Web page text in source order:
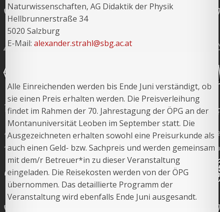
Naturwissenschaften, AG Didaktik der Physik
Hellbrunnerstraße 34
5020 Salzburg
E-Mail:alexander.strahl@sbg.ac.at
Alle Einreichenden werden bis Ende Juni verständigt, ob
sie einen Preis erhalten werden. Die Preisverleihung
findet im Rahmen der 70. Jahrestagung der ÖPG an der
Montanuniversität Leoben im September statt. Die
Ausgezeichneten erhalten sowohl eine Preisurkunde als
auch einen Geld- bzw. Sachpreis und werden gemeinsam
mit dem/r Betreuer*in zu dieser Veranstaltung
eingeladen. Die Reisekosten werden von der ÖPG
übernommen. Das detaillierte Programm der
Veranstaltung wird ebenfalls Ende Juni ausgesandt.